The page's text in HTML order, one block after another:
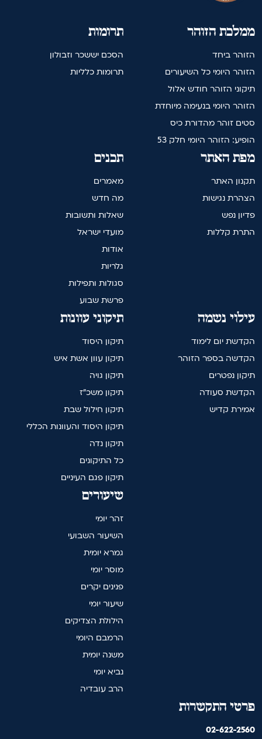
תרומות
הסכם יששכר וזבולון
תרומות כלליות
ממלכת הזוהר
הזוהר ביחד
הזוהר היומי כל השיעורים
תיקוני הזוהר חודש אלול
הזוהר היומי בנעימה מיוחדת
סטים זוהר מהדורת כיס
הופיע: הזוהר היומי חלק 53
תכנים
מאמרים
מה חדש
שאלות ותשובות
מועדי ישראל
אודות
גלריות
סגולות ותפילות
פרשת שבוע
מפת האתר
תקנון האתר
הצהרת נגישות
פדיון נפש
התרת קללות
תיקוני עוונות
תיקון היסוד
תיקון עוון אשת איש
תיקון גויה
תיקון משכ"ז
תיקון חילול שבת
תיקון היסוד והעוונות הכללי
תיקון נדה
כל התיקונים
תיקון פגם העיניים
עילוי נשמה
הקדשת יום לימוד
הקדשה בספר הזוהר
תיקון נפטרים
הקדשת סעודה
אמירת קדיש
שיעורים
זהר יומי
השיעור השבועי
גמרא יומית
מוסר יומי
פנינים יקרים
שיעור יומי
הילולת הצדיקים
הרמבם היומי
משנה יומית
נביא יומי
הרב עובדיה
פרטי התקשרות
02-622-2560